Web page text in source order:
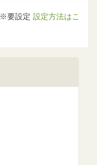
※要設定 設定方法はこ